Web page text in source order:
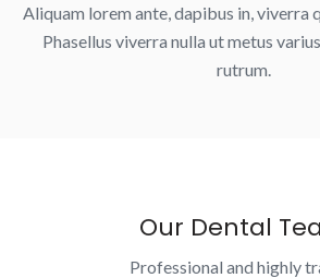
Aliquam lorem ante, dapibus in, viverra
Phasellus viverra nulla ut metus
rutrum.
Our Dental
Professional and highly